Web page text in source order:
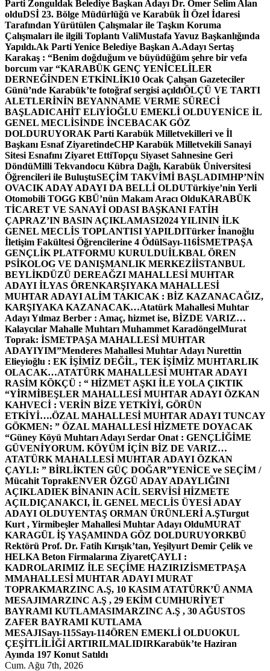
Parti Zonguldak Belediye Başkan Adayı Dr. Ömer Selim Alan
olduDSİ 23. Bölge Müdürlüğü ve Karabük İl Özel İdaresi
Tarafından Yürütülen Çalışmalar ile Taşkın Koruma
Çalışmaları ile ilgili Toplantı ValiMustafa Yavuz Başkanlığında
Yapıldı.Ak Parti Yenice Belediye Başkan A.Adayı Sertaş
Karakaş : “Benim doğduğum ve büyüdüğüm şehre bir vefa
borcum var “KARABÜK GENÇ YENİCELİLER
DERNEĞİNDEN ETKİNLİK10 Ocak Çalışan Gazeteciler
Günü’nde Karabük’te fotoğraf sergisi açıldıÖLÇÜ VE TARTI
ALETLERİNİN BEYANNAME VERME SÜRECİ
BAŞLADICAHİT ELiYİOĞLU EMEKLİ OLDUYENİCE İL
GENEL MECLİSİNDE İNCEBACAK GÖZ
DOLDURUYORAK Parti Karabük Milletvekilleri ve İl
Başkanı Esnaf ZiyaretindeCHP Karabük Milletvekili Sanayi
Sitesi Esnafını Ziyaret EttiTopçu Siyaset Sahnesine Geri
DöndüMilli Tekvandocu Kübra Dağlı, Karabük Üniversitesi
Öğrencileri ile BuluştuSEÇİM TAKVİMİ BAŞLADIMHP’NİN
OVACIK ADAY ADAYI DA BELLİ OLDUTürkiye’nin Yerli
Otomobili TOGG KBÜ’nün Makam Aracı OlduKARABÜK
TİCARET VE SANAYİ ODASI BAŞKANI FATİH
ÇAPRAZ’IN BASIN AÇIKLAMASI2024 YILININ İLK
GENEL MECLİS TOPLANTISI YAPILDITürker İnanoğlu
İletişim Fakültesi Öğrencilerine 4 ÖdülSayı-116İSMETPAŞA
GENÇLİK PLATFORMU KURULDUİLKBAL ÖREN
PSİKOLOG VE DANIŞMANLIK MERKEZİİSTANBUL
BEYLİKDÜZÜ DEREAĞZI MAHALLESİ MUHTAR
ADAYI İLYAS ÖRENKARŞIYAKA MAHALLESİ
MUHTAR ADAYI ALİM TAKICAK : BİZ KAZANACAĞIZ,
KARŞIYAKA KAZANACAK…Atatürk Mahallesi Muhtar
Adayı Yılmaz Berber : Amaç, hizmet ise, BİZDE VARIZ…
Kalaycılar Mahalle Muhtarı Muhammet KaradöngelMurat
Toprak: İSMETPAŞA MAHALLESİ MUHTAR
ADAYIYIM”Menderes Mahallesi Muhtar Adayı Nurettin
Elieyioğlu : EK İŞİMİZ DEĞİL, TEK İŞİMİZ MUHTARLIK
OLACAK…ATATÜRK MAHALLESİ MUHTAR ADAYI
RASİM KÖKÇÜ : “ HİZMET AŞKI İLE YOLA ÇIKTIK
“YİRMİBEŞLER MAHALLESİ MUHTAR ADAYI ÖZKAN
KAHVECİ : VERİN BİZE YETKİYİ, GÖRÜN
ETKİYİ….ÖZAL MAHALLESİ MUHTAR ADAYI TUNCAY
GÖKMEN: ” ÖZAL MAHALLESİ HİZMETE DOYACAK
“Güney Köyü Muhtarı Adayı Serdar Onat : GENÇLİĞİME
GÜVENİYORUM. KÖYÜM İÇİN BİZ DE VARIZ…
ATATÜRK MAHALLESİ MUHTAR ADAYI ÖZKAN
ÇAYLI: ” BİRLİKTEN GÜÇ DOĞAR”YENİCE ve SEÇİM /
Mücahit ToprakENVER ÖZGÜ ADAY ADAYLIĞINI
AÇIKLADIEK BİNANIN ACİL SERVİSİ HİZMETE
AÇILDIÇANAKCI, İL GENEL MECLİS ÜYESİ ADAY
ADAYI OLDUYENTAŞ ORMAN ÜRÜNLERİ A.ŞTurgut
Kurt , Yirmibeşler Mahallesi Muhtar Adayı OlduMURAT
KARAGÜL İŞ YAŞAMINDA GÖZ DOLDURUYORKBÜ
Rektörü Prof. Dr. Fatih Kırışık’tan, Yeşilyurt Demir Çelik ve
HELKA Beton Firmalarına ZiyaretÇAYLI :
KADROLARIMIZ İLE SEÇİME HAZIRIZİSMETPAŞA
MMAHALLESİ MUHTAR ADAYI MURAT
TOPRAKMARZINC A.Ş, 10 KASIM ATATÜRK’Ü ANMA
MESAJIMARZINC A.Ş , 29 EKİM CUMHURİYET
BAYRAMI KUTLAMASIMARZINC A.Ş , 30 AĞUSTOS
ZAFER BAYRAMI KUTLAMA
MESAJISayı-115Sayı-114ÖREN EMEKLİ OLDUOKUL
ÇEŞİTLİLİĞİ ARTIRILMALIDIRKarabük’te Haziran
Ayında 197 Konut Satıldı
Cum. Ağu 7th, 2026